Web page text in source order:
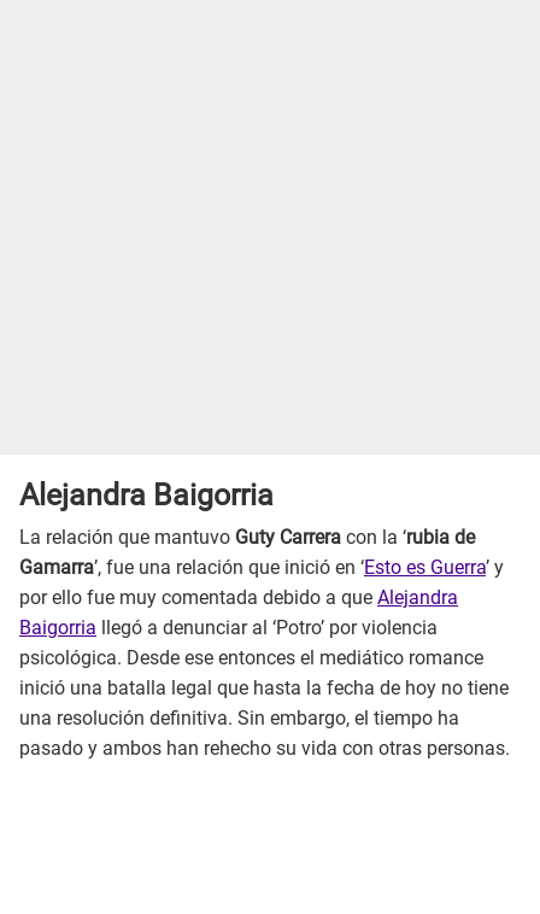
Alejandra Baigorria
La relación que mantuvo Guty Carrera con la ‘rubia de
Gamarra’, fue una relación que inició en ‘Esto es Guerra’ y
por ello fue muy comentada debido a que Alejandra
Baigorria llegó a denunciar al ‘Potro’ por violencia
psicológica. Desde ese entonces el mediático romance
inició una batalla legal que hasta la fecha de hoy no tiene
una resolución definitiva. Sin embargo, el tiempo ha
pasado y ambos han rehecho su vida con otras personas.